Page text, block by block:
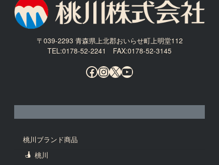
〒039-2293 青森県上北郡おいらせ町上明堂112
TEL:0178-52-2241 FAX:0178-52-3145
Facebook
Instagram
X YouTube
桃川ブランド商品
桃川